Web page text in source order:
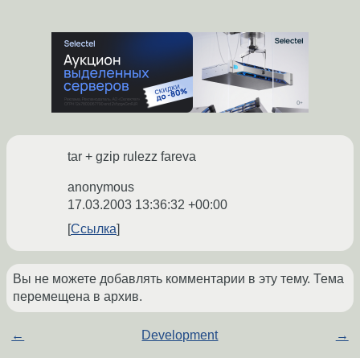
tar + gzip rulezz fareva
anonymous
17.03.2003 13:36:32 +00:00
Ссылка
Вы не можете добавлять комментарии в эту тему. Тема
перемещена в архив.
← Development →